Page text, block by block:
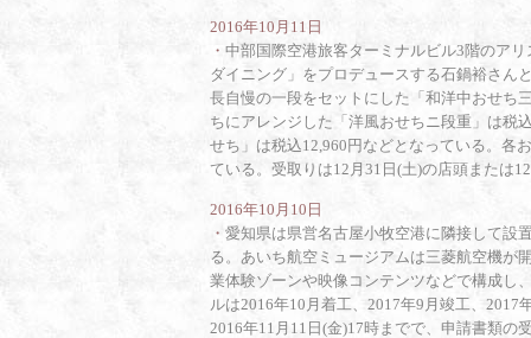
2016年10月11日
・ 中部国際空港旅客ターミナルビル3階のア
ダイニング」をプロデュースする石鍋裕さん
長自慢の一段をセットにした「和洋中おせち
ちにアレンジした「洋風おせちニ段重」は税
せち」は税込12,960円などとなっている。各
ている。受取りは12月31日(土)の店頭または
2016年10月10日
・ 愛知県は県営名古屋小牧空港に隣接して設
る。あいち航空ミュージアムは三菱航空機が
業体験ゾーンや映像コンテンツなどで構成し
ルは2016年10月着工、2017年9月竣工、
2016年11月11日(金)17時までで、申請書類の